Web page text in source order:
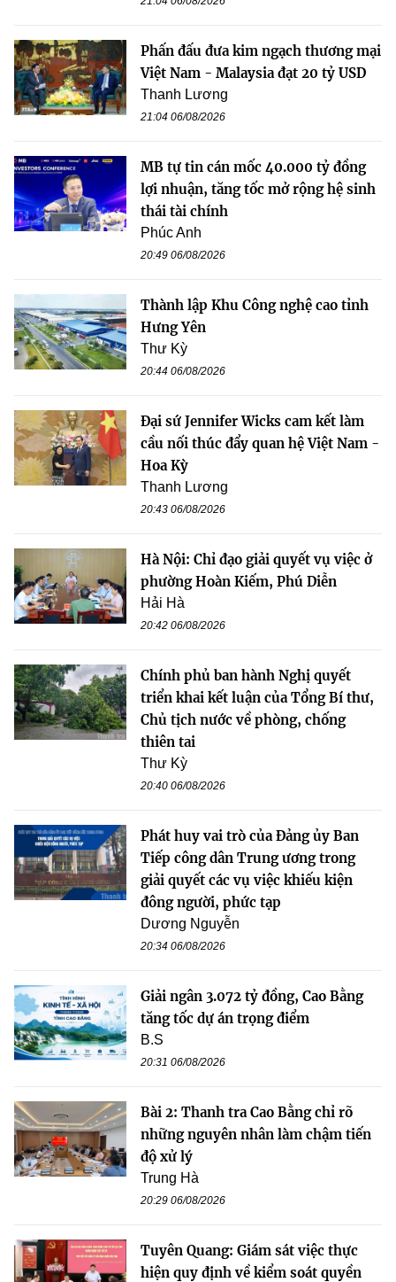
Phấn đấu đưa kim ngạch thương mại
Việt Nam - Malaysia đạt 20 tỷ USD
Thanh Lương
21:04 06/08/2026
MB tự tin cán mốc 40.000 tỷ đồng
lợi nhuận, tăng tốc mở rộng hệ sinh
thái tài chính
Phúc Anh
20:49 06/08/2026
Thành lập Khu Công nghệ cao tỉnh
Hưng Yên
Thư Kỳ
20:44 06/08/2026
Đại sứ Jennifer Wicks cam kết làm
cầu nối thúc đẩy quan hệ Việt Nam -
Hoa Kỳ
Thanh Lương
20:43 06/08/2026
Hà Nội: Chỉ đạo giải quyết vụ việc ở
phường Hoàn Kiếm, Phú Diễn
Hải Hà
20:42 06/08/2026
Chính phủ ban hành Nghị quyết
triển khai kết luận của Tổng Bí thư,
Chủ tịch nước về phòng, chống
thiên tai
Thư Kỳ
20:40 06/08/2026
Phát huy vai trò của Đảng ủy Ban
Tiếp công dân Trung ương trong
giải quyết các vụ việc khiếu kiện
đông người, phức tạp
Dương Nguyễn
20:34 06/08/2026
Giải ngân 3.072 tỷ đồng, Cao Bằng
tăng tốc dự án trọng điểm
B.S
20:31 06/08/2026
Bài 2: Thanh tra Cao Bằng chỉ rõ
những nguyên nhân làm chậm tiến
độ xử lý
Trung Hà
20:29 06/08/2026
Tuyên Quang: Giám sát việc thực
hiện quy định về kiểm soát quyền